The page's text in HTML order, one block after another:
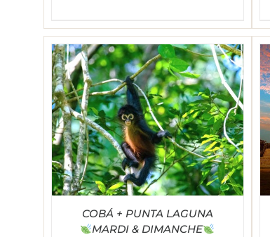
COBÁ + PUNTA LAGUNA
MARDI & DIMANCHE
Note4.93
sur 5
SELECT OPTIONS / DÉTAILS